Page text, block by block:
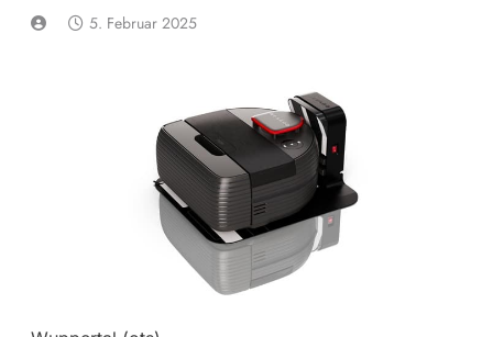
5. Februar 2025